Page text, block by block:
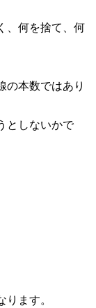
、何を捨て、何
の本数ではあり
としないかで
ます。